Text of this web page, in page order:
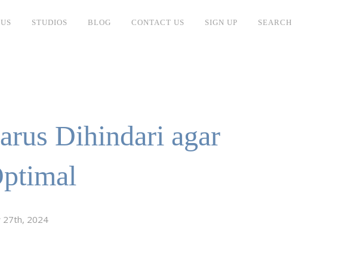
STUDIOS BLOG CONTACT US SIGN UP SEARCH
Dihindari agar
27th, 2024